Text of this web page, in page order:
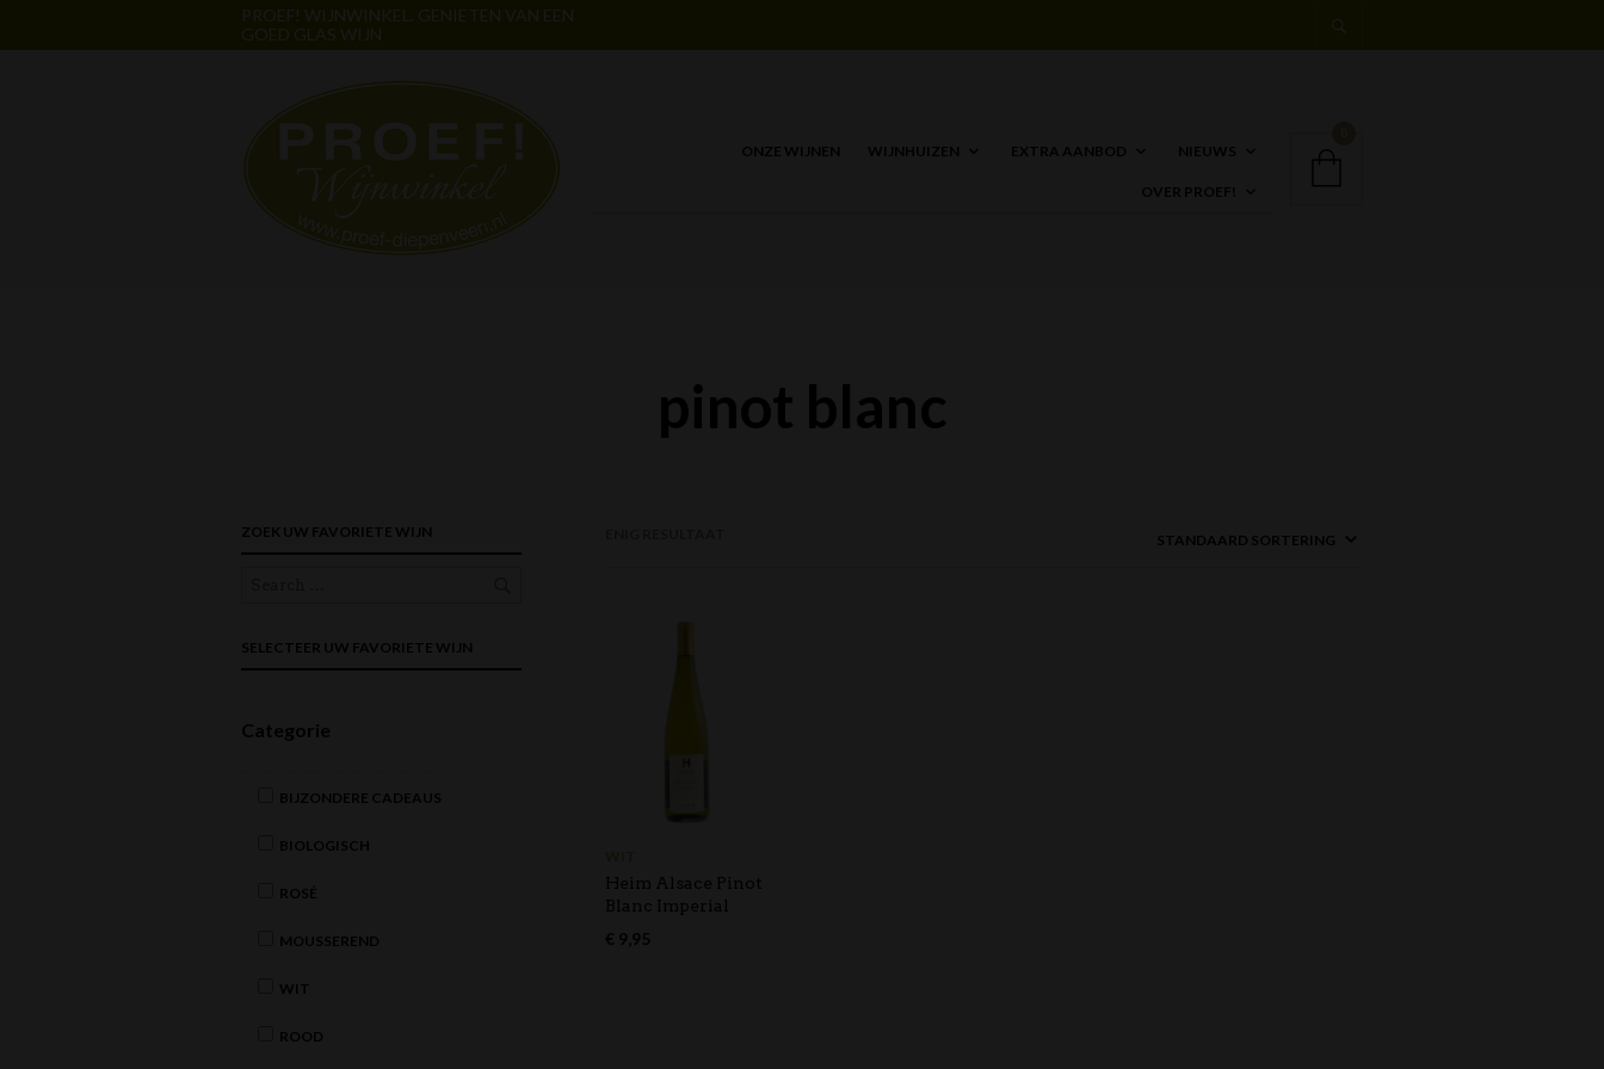
PROEF! WIJNWINKEL. GENIETEN VAN EEN
GOED GLAS WIJN
ONZE WIJNEN WIJNHUIZEN EXTRA AANBOD NIEUWS
OVER PROEF!
pinot blanc
ZOEK UW FAVORIETE WIJN
SELECTEER UW FAVORIETE WIJN
Categorie
BIJZONDERE CADEAUS
BIOLOGISCH
ROSÉ
MOUSSEREND
WIT
ROOD
Heim Alsace Pinot
Blanc Imperial
€ 9,95